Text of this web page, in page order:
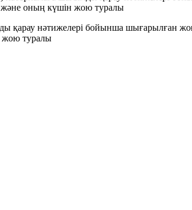
және оның күшін жою туралы
қарау нәтижелері бойынша шығарылған
жою туралы